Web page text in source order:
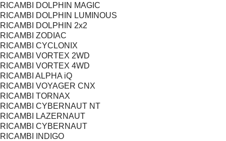
RICAMBI DOLPHIN MAGIC
RICAMBI DOLPHIN LUMINOUS
RICAMBI DOLPHIN 2x2
RICAMBI ZODIAC
RICAMBI CYCLONIX
RICAMBI VORTEX 2WD
RICAMBI VORTEX 4WD
RICAMBI ALPHA iQ
RICAMBI VOYAGER CNX
RICAMBI TORNAX
RICAMBI CYBERNAUT NT
RICAMBI LAZERNAUT
RICAMBI CYBERNAUT
RICAMBI INDIGO